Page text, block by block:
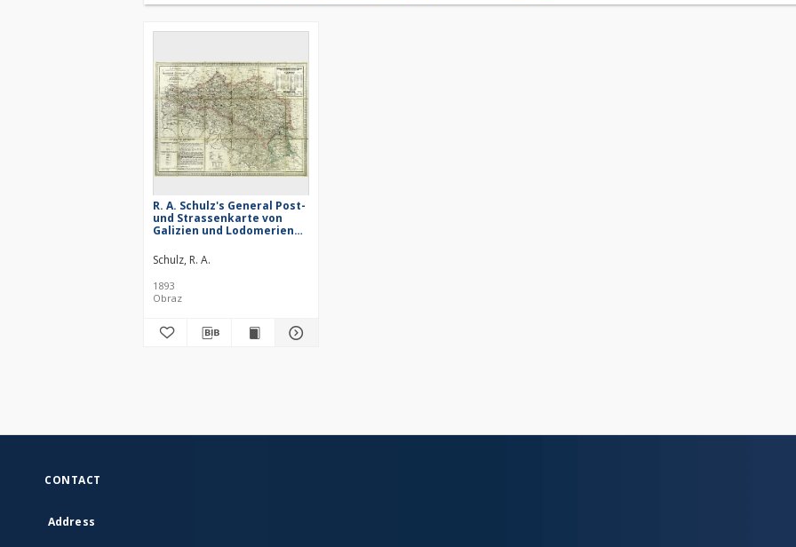
R. A. Schulz's General Post-
und Strassenkarte von
Galizien und Lodomerien
Krakau so wie des
Kronlandes Bukowina
Schulz, R. A.
1893
Obraz
CONTACT
Address